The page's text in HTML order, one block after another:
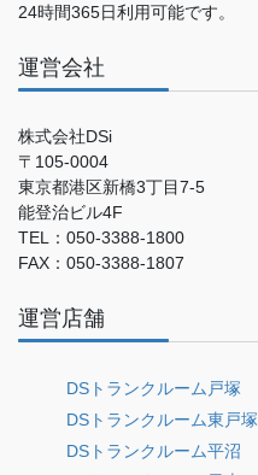
24時間365日利用可能です。
運営会社
株式会社DSi
〒105-0004
東京都港区新橋3丁目7-5
能登治ビル4F
TEL：050-3388-1800
FAX：050-3388-1807
運営店舗
DSトランクルーム戸塚
DSトランクルーム東戸塚
DSトランクルーム平沼